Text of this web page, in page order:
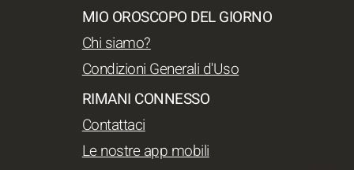
MIO OROSCOPO DEL GIORNO
Chi siamo?
Condizioni Generali d'Uso
RIMANI CONNESSO
Contattaci
Le nostre app mobili